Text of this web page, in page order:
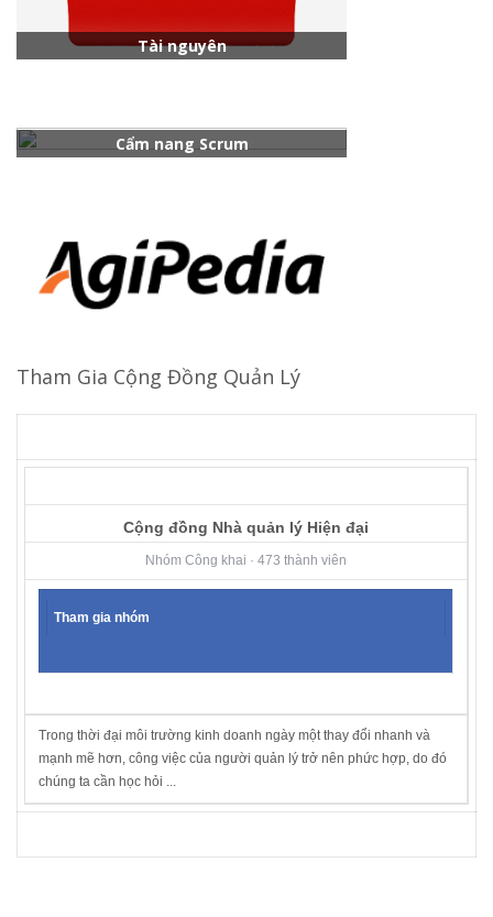
Tài nguyên
Cẩm nang Scrum
Tham Gia Cộng Đồng Quản Lý
Cộng đồng Nhà quản lý Hiện đại
Nhóm Công khai · 473 thành viên
Tham gia nhóm
Trong thời đại môi trường kinh doanh ngày một thay đổi nhanh và
mạnh mẽ hơn, công việc của người quản lý trở nên phức hợp, do đó
chúng ta cần học hỏi ...